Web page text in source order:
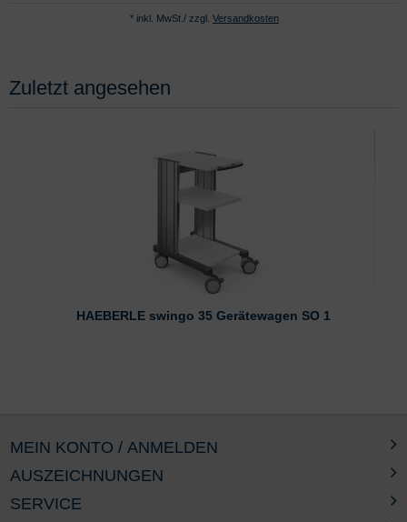
* inkl. MwSt./ zzgl. Versandkosten
Zuletzt angesehen
HAEBERLE swingo 35 Gerätewagen SO 1
AUSZEICHNUNGEN
SERVICE
MEIN KONTO / ANMELDEN